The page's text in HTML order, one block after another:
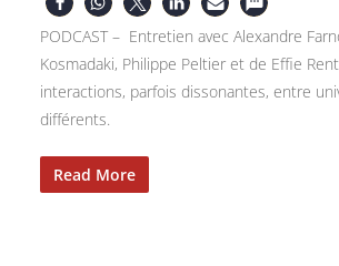
PODCAST – Entretien avec Alexandre
Kosmadaki, Philippe Peltier et de Effie
interactions, parfois dissonantes, entre
différents.
Read More